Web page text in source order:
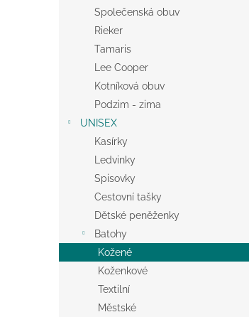
Společenská obuv
Rieker
Tamaris
Lee Cooper
Kotníková obuv
Podzim - zima
UNISEX
Kasírky
Ledvinky
Spisovky
Cestovní tašky
Dětské peněženky
Batohy
Kožené
Koženkové
Textilní
Městské